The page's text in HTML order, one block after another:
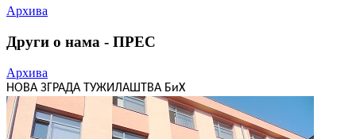
Архива
Други о нама - ПРЕС
Архива
НОВА ЗГРАДА ТУЖИЛАШТВА БиХ